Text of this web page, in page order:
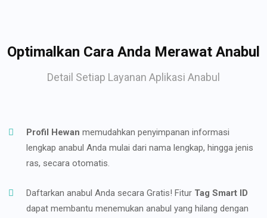
Optimalkan Cara Anda Merawat Anabul
Detail Setiap Layanan Aplikasi Anabul
Profil Hewan memudahkan penyimpanan informasi
lengkap anabul Anda mulai dari nama lengkap, hingga jenis
ras, secara otomatis.
Daftarkan anabul Anda secara Gratis! Fitur Tag Smart ID
dapat membantu menemukan anabul yang hilang dengan